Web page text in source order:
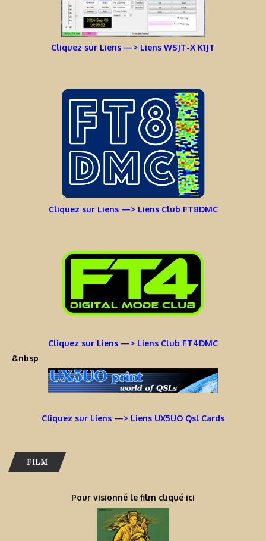
Cliquez sur Liens —> Liens WSJT-X K1JT
Cliquez sur Liens —> Liens Club FT8DMC
Cliquez sur Liens —> Liens Club FT4DMC
&nbsp
Cliquez sur Liens —> Liens UX5UO Qsl Cards
FILM
Pour visionné le film cliqué ici